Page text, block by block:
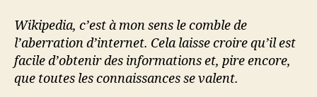
Wikipedia, c’est à mon sens le comble de
l’aberration d’internet. Cela laisse croire qu’il est
facile d’obtenir des informations et, pire encore,
que toutes les connaissances se valent.